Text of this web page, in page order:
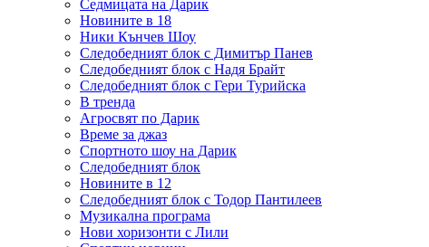
Седмицата на Дарик
Новините в 18
Ники Кънчев Шоу
Следобедният блок с Димитър Панев
Следобедният блок с Надя Брайт
Следобедният блок с Гери Турийска
В тренда
Агросвят по Дарик
Време за джаз
Спортното шоу на Дарик
Следобедният блок
Новините в 12
Следобедният блок с Тодор Пантилеев
Музикална програма
Нови хоризонти с Лили